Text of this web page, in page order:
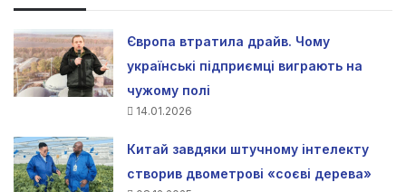
Європа втратила драйв. Чому
українські підприємці виграють на
чужому полі
14.01.2026
Китай завдяки штучному інтелекту
створив двометрові «соєві дерева»